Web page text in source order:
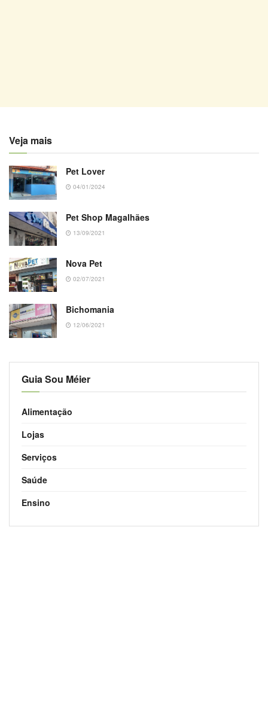
Veja mais
Pet Lover
04/01/2024
Pet Shop Magalhães
13/09/2021
Nova Pet
02/07/2021
Bichomania
12/06/2021
Guia Sou Méier
Alimentação
Lojas
Serviços
Saúde
Ensino